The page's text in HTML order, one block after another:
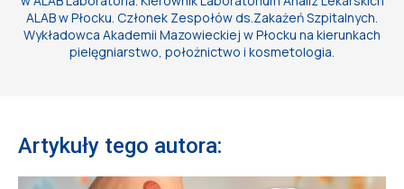
ALAB w Płocku. Członek Zespołów ds.Zakażeń Szpitalnych.
Wykładowca Akademii Mazowieckiej w Płocku na kierunkach
pielęgniarstwo, położnictwo i kosmetologia.
Artykuły tego autora: